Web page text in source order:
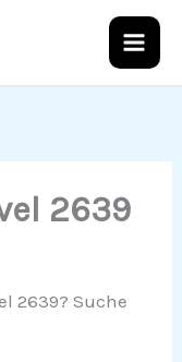
2639
2639? Suche